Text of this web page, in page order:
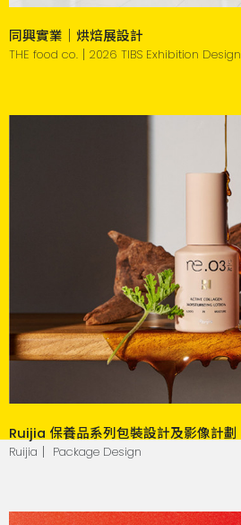
同興實業｜烘焙展設計
THE food co.｜2026 TIBS Exhibition Design
Ruijia 保養品系列包裝設計及影像計劃
Ruijia｜ Package Design